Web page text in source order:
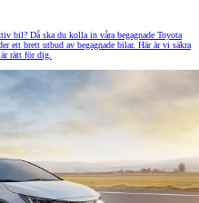
bil? Då ska du kolla in våra begagnade Toyota
ett brett utbud av begagnade bilar. Här är vi säkra
rätt för dig.